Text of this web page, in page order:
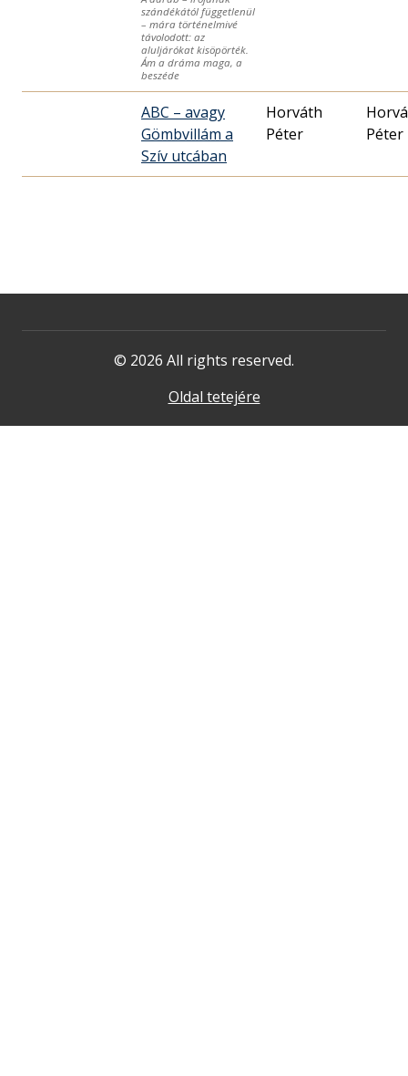
szándékától függetlenül
– mára történelmivé
távolodott: az
aluljárókat kisöpörték.
Ám a dráma maga, a
beszéde
ABC – avagy
Gömbvillám a
Szív utcában
Horváth
Péter
Péter
© 2026 All rights reserved.
Oldal tetejére